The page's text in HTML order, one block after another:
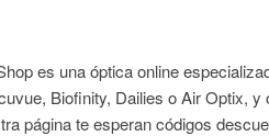
es una óptica online
Biofinity, Dailies o Air Optix,
página te esperan códigos